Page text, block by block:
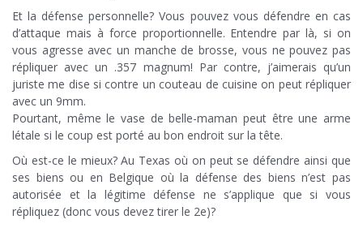
Et la défense personnelle? Vous pouvez vous défendre en cas
d’attaque mais à force proportionnelle. Entendre par là, si on
vous agresse avec un manche de brosse, vous ne pouvez pas
répliquer avec un .357 magnum! Par contre, j’aimerais qu’un
juriste me dise si contre un couteau de cuisine on peut répliquer
avec un 9mm.
Pourtant, même le vase de belle-maman peut être une arme
létale si le coup est porté au bon endroit sur la tête.
Où est-ce le mieux? Au Texas où on peut se défendre ainsi que
ses biens ou en Belgique où la défense des biens n’est pas
autorisée et la légitime défense ne s’applique que si vous
répliquez (donc vous devez tirer le 2e)?